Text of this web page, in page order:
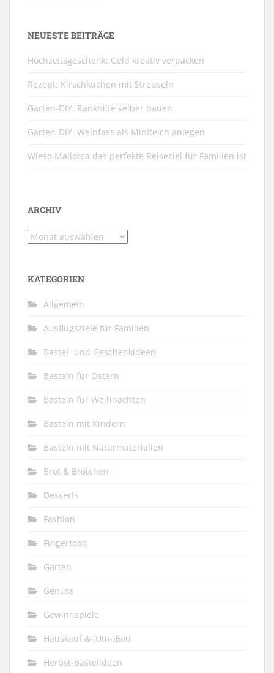
NEUESTE BEITRÄGE
Hochzeitsgeschenk: Geld kreativ verpacken
Rezept: Kirschkuchen mit Streuseln
Garten-DIY: Rankhilfe selber bauen
Garten-DIY: Weinfass als Miniteich anlegen
Wieso Mallorca das perfekte Reiseziel für Familien ist
ARCHIV
Archiv
KATEGORIEN
Allgemein
Ausflugsziele für Familien
Bastel- und Geschenkideen
Basteln für Ostern
Basteln für Weihnachten
Basteln mit Kindern
Basteln mit Naturmaterialien
Brot & Brötchen
Desserts
Fashion
Fingerfood
Garten
Genuss
Gewinnspiele
Hauskauf & (Um-)Bau
Herbst-Bastelideen